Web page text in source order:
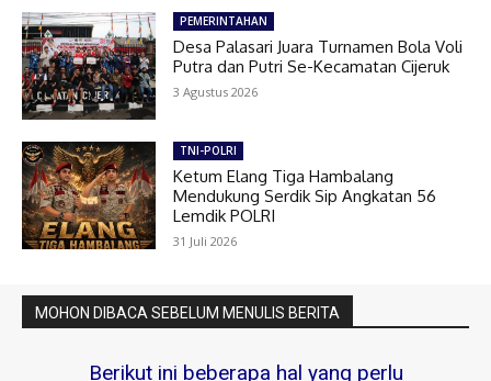
PEMERINTAHAN
Desa Palasari Juara Turnamen Bola Voli
Putra dan Putri Se-Kecamatan Cijeruk
3 Agustus 2026
TNI-POLRI
Ketum Elang Tiga Hambalang
Mendukung Serdik Sip Angkatan 56
Lemdik POLRI
31 Juli 2026
MOHON DIBACA SEBELUM MENULIS BERITA
Berikut ini beberapa hal yang perlu